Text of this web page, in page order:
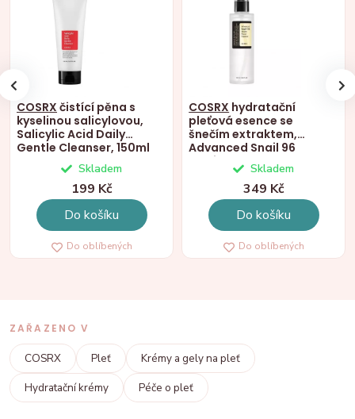
COSRX čistící pěna s
kyselinou salicylovou,
Salicylic Acid Daily
Gentle Cleanser, 150ml
Skladem
199 Kč
Do košíku
Do oblíbených
COSRX hydratační
pleťová esence se
šnečím extraktem,
Advanced Snail 96
Mucin, 100mlSkladem
349 Kč
Do košíku
Do oblíbených
ZAŘAZENO V
COSRX Pleť
Krémy a gely na pleť
Hydratační krémy
Péče o pleť